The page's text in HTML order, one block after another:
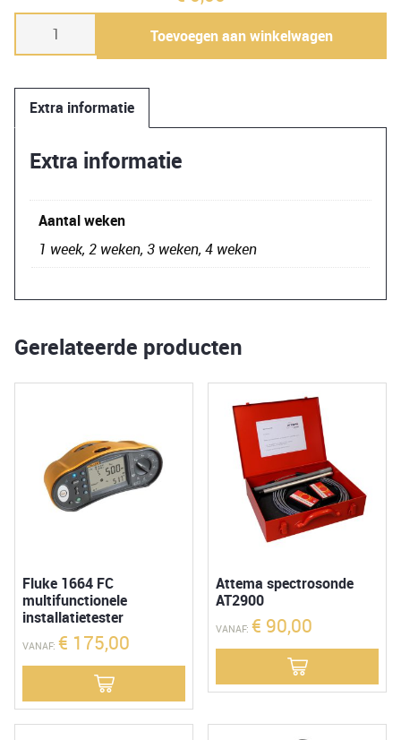
1500
SYS-
aantal
Toevoegen aan winkelwagen
Extra informatie
Extra informatie
Aantal weken
1 week, 2 weken, 3 weken, 4 weken
Gerelateerde producten
Fluke 1664 FC
multifunctionele
installatietester
VANAF: € 175,00
Attema spectrosonde
AT2900
VANAF:€ 90,00